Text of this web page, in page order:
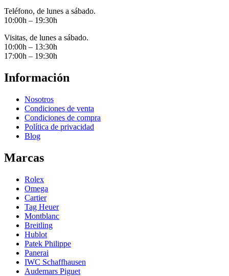
Teléfono, de lunes a sábado.
10:00h – 19:30h
Visitas, de lunes a sábado.
10:00h – 13:30h
17:00h – 19:30h
Información
Nosotros
Condiciones de venta
Condiciones de compra
Política de privacidad
Blog
Marcas
Rolex
Omega
Cartier
Tag Heuer
Montblanc
Breitling
Hublot
Patek Philippe
Panerai
IWC Schaffhausen
Audemars Piguet